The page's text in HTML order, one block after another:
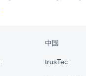
中国
trusTec